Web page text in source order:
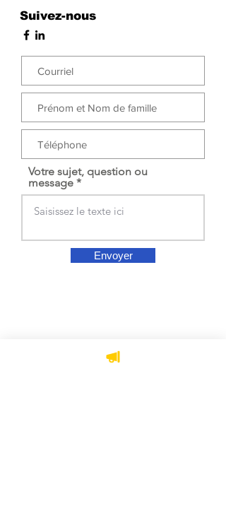
Suivez-nous
Votre sujet, question ou
message
Envoyer
abonnez-vous dès
maintenant